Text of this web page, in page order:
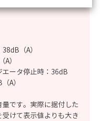
（A）
）
エータ停止時：36dB
A）
です。実際に据付した
けて表示値よりも大き
DetailsPrivacy Polic